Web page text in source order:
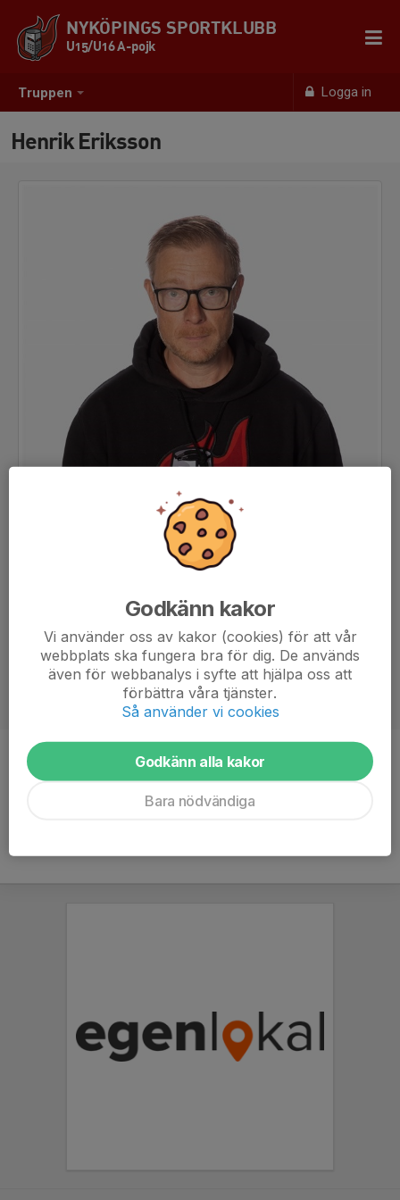
Truppen Logga in
NYKÖPINGS SPORTKLUBB
U15/U16 A-pojk
Henrik Eriksson
Titel Lagledare
Godkänn kakor
Vi använder oss av kakor (cookies) för att vår
webbplats ska fungera bra för dig. De används
även för webbanalys i syfte att hjälpa oss att
förbättra våra tjänster.
Så använder vi cookies
Godkänn alla kakor
Bara nödvändiga